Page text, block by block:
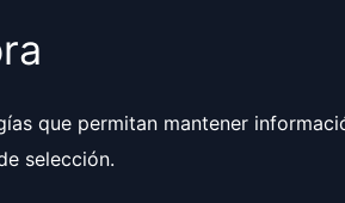
que permitan mantener
selección.